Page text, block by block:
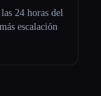
24 horas del
escalación